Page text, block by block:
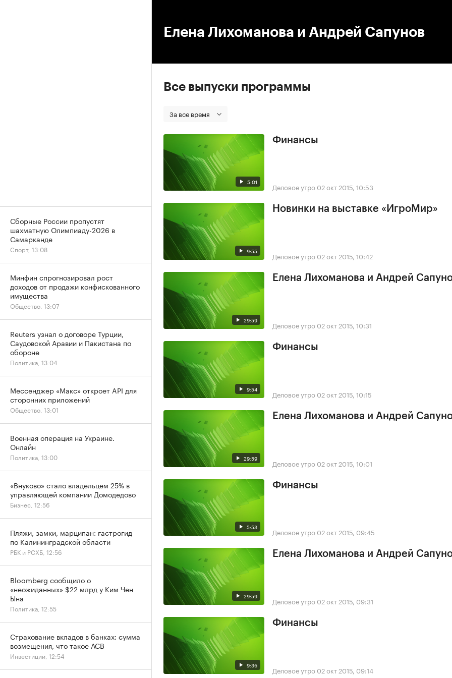
Елена Лихоманова и Андрей Сапунов
Все выпуски программы
За все время
5:01
Финансы
Деловое утро 02 окт 2015, 10:53
9:55
Новинки на выставке «ИгроМир»
Деловое утро 02 окт 2015, 10:42
29:59
Елена Лихоманова и Андрей
Деловое утро 02 окт 2015, 10:31
9:54
Финансы
Деловое утро 02 окт 2015, 10:15
29:59
Елена Лихоманова и Андрей
Деловое утро 02 окт 2015, 10:01
5:53
Финансы
Деловое утро 02 окт 2015, 09:45
29:59
Елена Лихоманова и Андрей
Деловое утро 02 окт 2015, 09:31
9:36
Финансы
Деловое утро 02 окт 2015, 09:14
Сборные России пропустят
шахматную Олимпиаду-2026 в
Самарканде
Спорт, 13:08
Минфин спрогнозировал рост
доходов от продажи конфискованного
имущества
Общество, 13:07
Reuters узнал о договоре Турции,
Саудовской Аравии и Пакистана по
обороне
Политика, 13:04
Мессенджер «Макс» откроет API для
сторонних приложений
Общество, 13:01
Военная операция на Украине.
Онлайн
Политика, 13:00
«Внуково» стало владельцем 25% в
управляющей компании Домодедово
Бизнес, 12:56
Пляжи, замки, марципан: гастрогид
по Калининградской области
РБК и РСХБ, 12:56
Bloomberg сообщило о
«неожиданных» $22 млрд у Ким Чен
Ына
Политика, 12:55
Страхование вкладов в банках: сумма
возмещения, что такое АСВ
Инвестиции, 12:54